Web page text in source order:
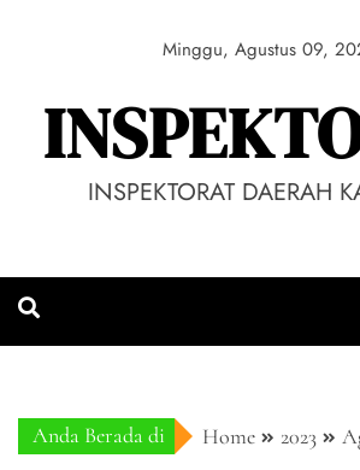
Minggu, Agustus 09,
INSPEKTORAT DAERAH
Anda Berada di Home 2023